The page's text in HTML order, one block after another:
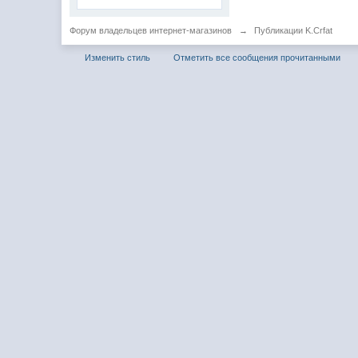
Форум владельцев интернет-магазинов → Публикации K.Crfat
Изменить стиль Отметить все сообщения прочитанными